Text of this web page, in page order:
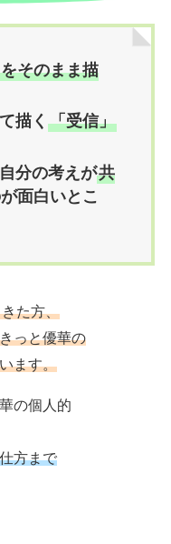
そのまま描
描く 「受信」
分の考えが共
面白いとこ
た方、
っと優華の
ます。
の個人的
方まで